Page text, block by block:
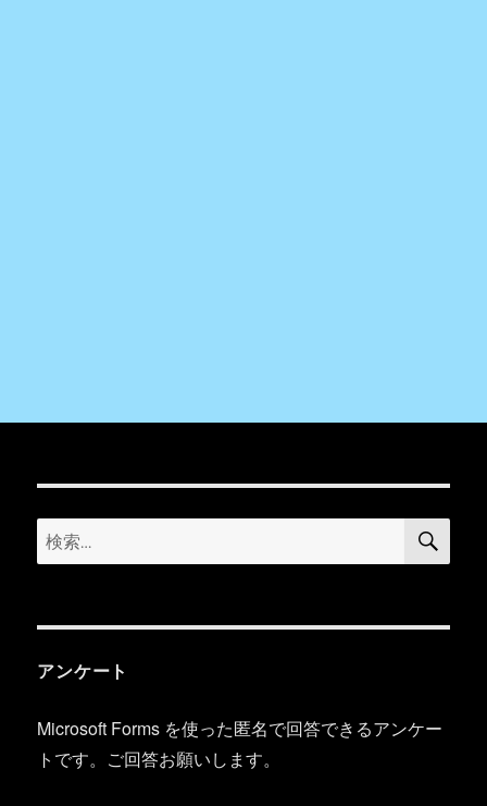
検
索:
検
アンケート
Microsoft Forms を使った匿名で回答できるアンケー
トです。ご回答お願いします。